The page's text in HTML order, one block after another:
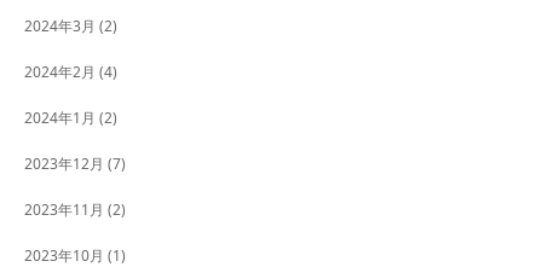
2024年3月 (2)
2024年2月 (4)
2024年1月 (2)
2023年12月 (7)
2023年11月 (2)
2023年10月 (1)